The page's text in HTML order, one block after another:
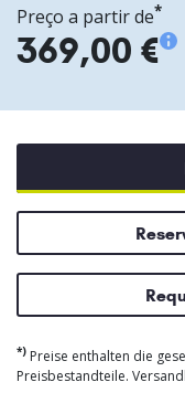
Preço a partir de*
369,00 €
*) Preise enthalten die
Preisbestandteile.